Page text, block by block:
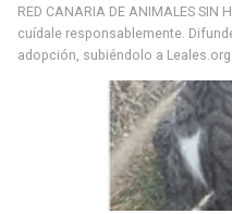
RED CANARIA DE ANIMALES
cuídale responsablemente.
adopción, subiéndolo a Leales.org